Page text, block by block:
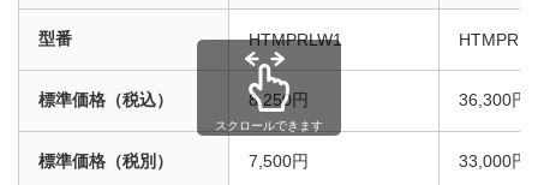
型番 HTMPRLW1
標準価格（税込） 8,250円 36,300円
標準価格（税別） 7,500円 33,000円
スクロールできます